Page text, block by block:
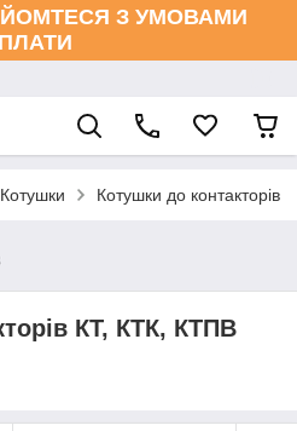
З УМОВАМИ
Котушки Котушки до контакторів
КТ, КТК, КТПВ